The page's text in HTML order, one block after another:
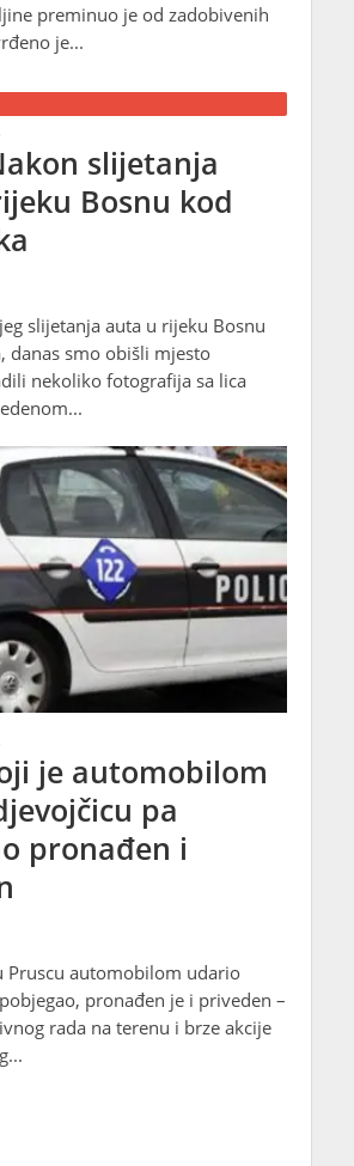
preminuo je od zadobivenih
je...
slijetanja
Bosnu kod
slijetanja auta u rijeku Bosnu
danas smo obišli mjesto
nekoliko fotografija sa lica
je automobilom
pa
pronađen i
Pruscu automobilom udario
pronađen je i priveden –
rada na terenu i brze akcije